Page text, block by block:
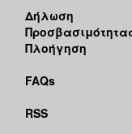
Δήλωση
Πλοήγηση
FAQs
RSS